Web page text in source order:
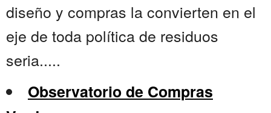
diseño y compras la convierten en el
eje de toda política de residuos
seria.....
Observatorio de Compras